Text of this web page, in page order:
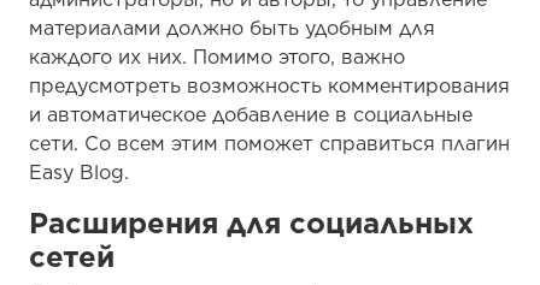
материалами должно быть удобным для
каждого их них. Помимо этого, важно
предусмотреть возможность комментирования
и автоматическое добавление в социальные
сети. Со всем этим поможет справиться плагин
Easy Blog.
Расширения для социальных
сетей